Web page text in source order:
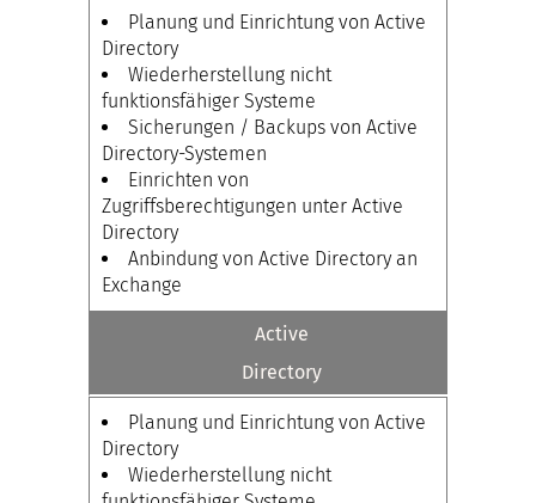
Planung und Einrichtung von Active
Directory
Wiederherstellung nicht
funktionsfähiger Systeme
Sicherungen / Backups von Active
Directory-Systemen
Einrichten von
Zugriffsberechtigungen unter Active
Directory
Anbindung von Active Directory an
Exchange
Active
Directory
Planung und Einrichtung von Active
Directory
Wiederherstellung nicht